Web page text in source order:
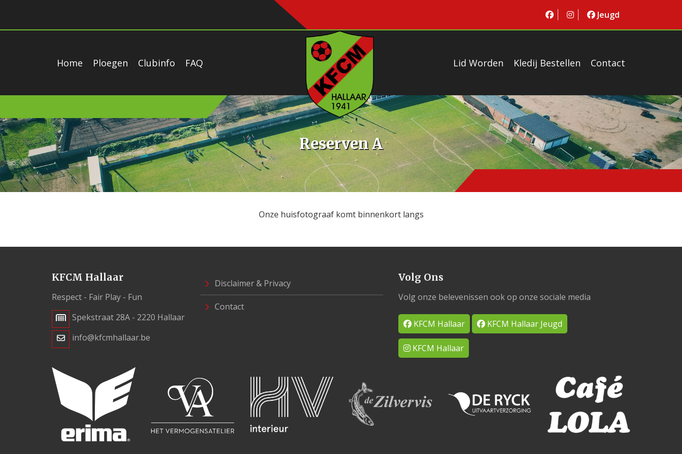
Jeugd
Home Ploegen Clubinfo FAQ Lid Worden Kledij Bestellen Contact
Reserven A
Onze huisfotograaf komt binnenkort langs
KFCM Hallaar
Respect - Fair Play - Fun
Spekstraat 28A - 2220 Hallaar
info@kfcmhallaar.be
Disclaimer & Privacy
Contact
Volg Ons
Volg onze belevenissen ook op onze sociale media
KFCM Hallaar KFCM Hallaar Jeugd
KFCM Hallaar